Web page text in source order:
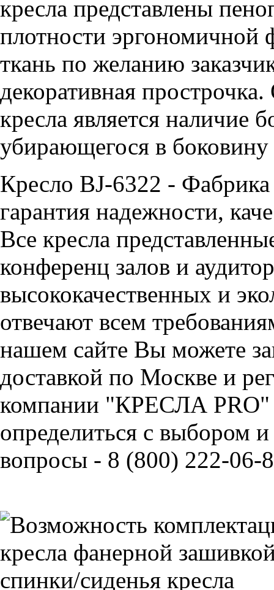
кресла представлены
плотности
ткань по желанию
декоративная
кресла является наличие
убирающегося в боковину
Кресло BJ-6322 -
гарантия надежности,
Все кресла
конференц залов и
высококачественных и
отвечают всем
нашем сайте Вы можете
доставкой по Москве и
компании "КРЕСЛА PRO"
определиться с выбором
вопросы - 8 (800) 222-06-